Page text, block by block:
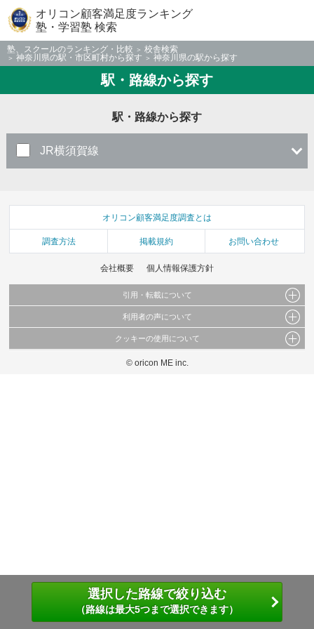
オリコン顧客満足度ランキング
塾・学習塾 検索
塾、スクールのランキング・比較
校舎検索
神奈川県の駅・市区町村から探す
神奈川県の駅から探す
駅・路線から探す
駅・路線から探す
JR横須賀線
選択した路線で絞り込む
（路線は最大5つまで選択できます）
オリコン顧客満足度調査とは
調査方法 掲載規約 お問い合わせ
会社概要 個人情報保護方針
引用・転載について
当サイトで公開されている情報（文字、写真、イラスト、画像データ等）及びこれらの配
これらの情報を権利者の許可なく無断転載・複製などの二次利用を行うことは固く禁じて
利用者の声について
当サイトに掲載している内容はすべてサービスの利用者が提出された見解・感想です。
弊社の見解・ 意見ではないことをご理解いただいた上でご覧ください。
クッキーの使用について
このサイトでは Cookie を使用して、ユーザーに合わせたコンテンツや広告の表示、ソー
© oricon ME inc.